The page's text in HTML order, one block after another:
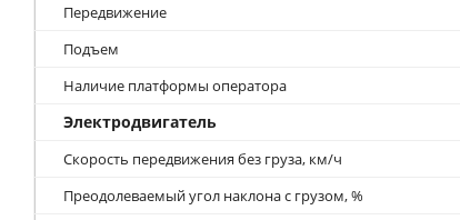
Передвижение
Подъем
Наличие платформы оператора
Электродвигатель
Скорость передвижения без груза, км/ч
Преодолеваемый угол наклона с грузом, %